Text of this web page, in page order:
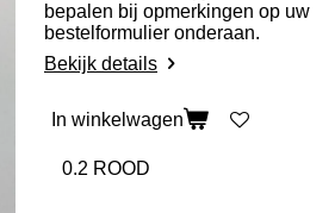
bepalen bij opmerkingen op uw
bestelformulier onderaan.
Bekijk details
In winkelwagen